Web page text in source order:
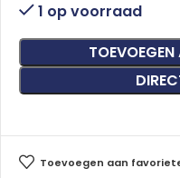
1 op voorraad
Toevoegen aan